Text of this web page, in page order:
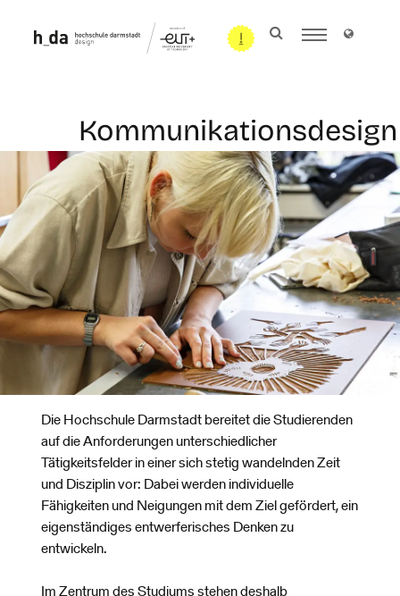
Kommunikationsdesign
Die Hochschule Darmstadt bereitet die Studierenden
auf die Anforderungen unterschiedlicher
Tätigkeitsfelder in einer sich stetig wandelnden Zeit
und Disziplin vor: Dabei werden individuelle
Fähigkeiten und Neigungen mit dem Ziel gefördert, ein
eigenständiges entwerferisches Denken zu
entwickeln.
Im Zentrum des Studiums stehen deshalb